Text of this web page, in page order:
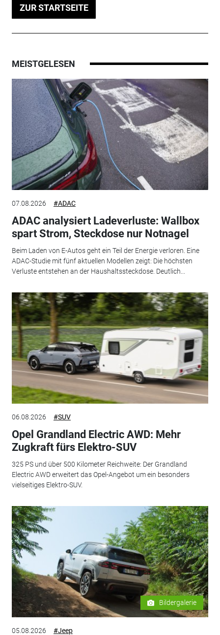
ZUR STARTSEITE
MEISTGELESEN
07.08.2026 #ADAC
ADAC analysiert Ladeverluste: Wallbox
spart Strom, Steckdose nur Notnagel
Beim Laden von E-Autos geht ein Teil der Energie verloren. Eine
ADAC-Studie mit fünf aktuellen Modellen zeigt: Die höchsten
Verluste entstehen an der Haushaltssteckdose. Deutlich...
06.08.2026 #SUV
Opel Grandland Electric AWD: Mehr
Zugkraft fürs Elektro-SUV
325 PS und über 500 Kilometer Reichweite: Der Grandland
Electric AWD erweitert das Opel-Angebot um ein besonders
vielseitiges Elektro-SUV.
Bildergalerie
05.08.2026 #Jeep